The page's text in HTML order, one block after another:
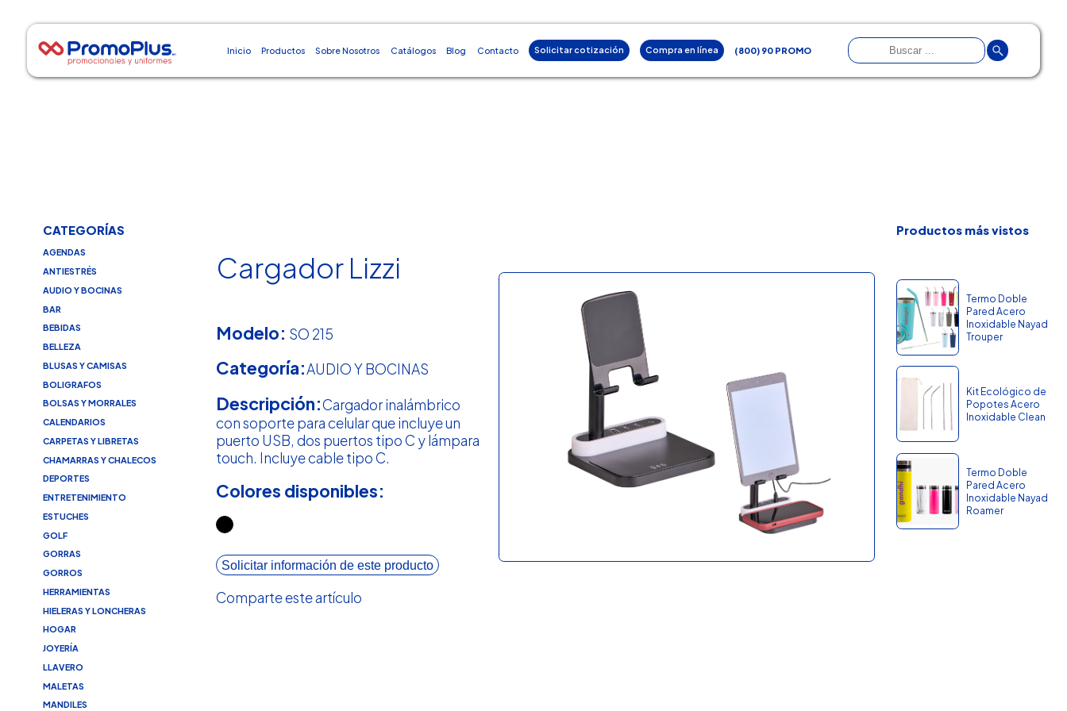
Inicio Productos Sobre Nosotros Catálogos Blog Contacto Solicitar cotización Compra en línea (800) 90 PROMO
CATEGORÍAS
AGENDAS
ANTIESTRÉS
AUDIO Y BOCINAS
BAR
BEBIDAS
BELLEZA
BLUSAS Y CAMISAS
BOLIGRAFOS
BOLSAS Y MORRALES
CALENDARIOS
CARPETAS Y LIBRETAS
CHAMARRAS Y CHALECOS
DEPORTES
ENTRETENIMIENTO
ESTUCHES
GOLF
GORRAS
GORROS
HERRAMIENTAS
HIELERAS Y LONCHERAS
HOGAR
JOYERÍA
LLAVERO
MALETAS
MANDILES
Cargador Lizzi
Modelo: SO 215
Categoría:AUDIO Y BOCINAS
Descripción:Cargador inalámbrico
con soporte para celular que incluye un
puerto USB, dos puertos tipo C y lámpara
touch. Incluye cable tipo C.
Colores disponibles:
Solicitar información de este producto
Comparte este artículo
Productos más vistos
Termo Doble
Pared Acero
Inoxidable Nayad
Trouper
Kit Ecológico de
Popotes Acero
Inoxidable Clean
Termo Doble
Pared Acero
Inoxidable Nayad
Roamer